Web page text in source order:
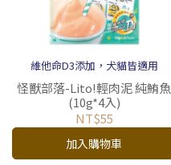
維他命D3添加，犬貓皆適用
怪獸部落-Lito!輕肉泥 純鮪魚
(10g*4入)
NT$55
加入購物車